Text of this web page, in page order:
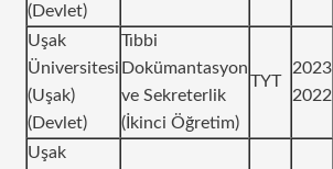
(Devlet)
Uşak
Üniversitesi
(Uşak)
(Devlet)
Tıbbi
Dokümantasyon
ve Sekreterlik
(İkinci Öğretim)
TYT
2023
2022
Uşak